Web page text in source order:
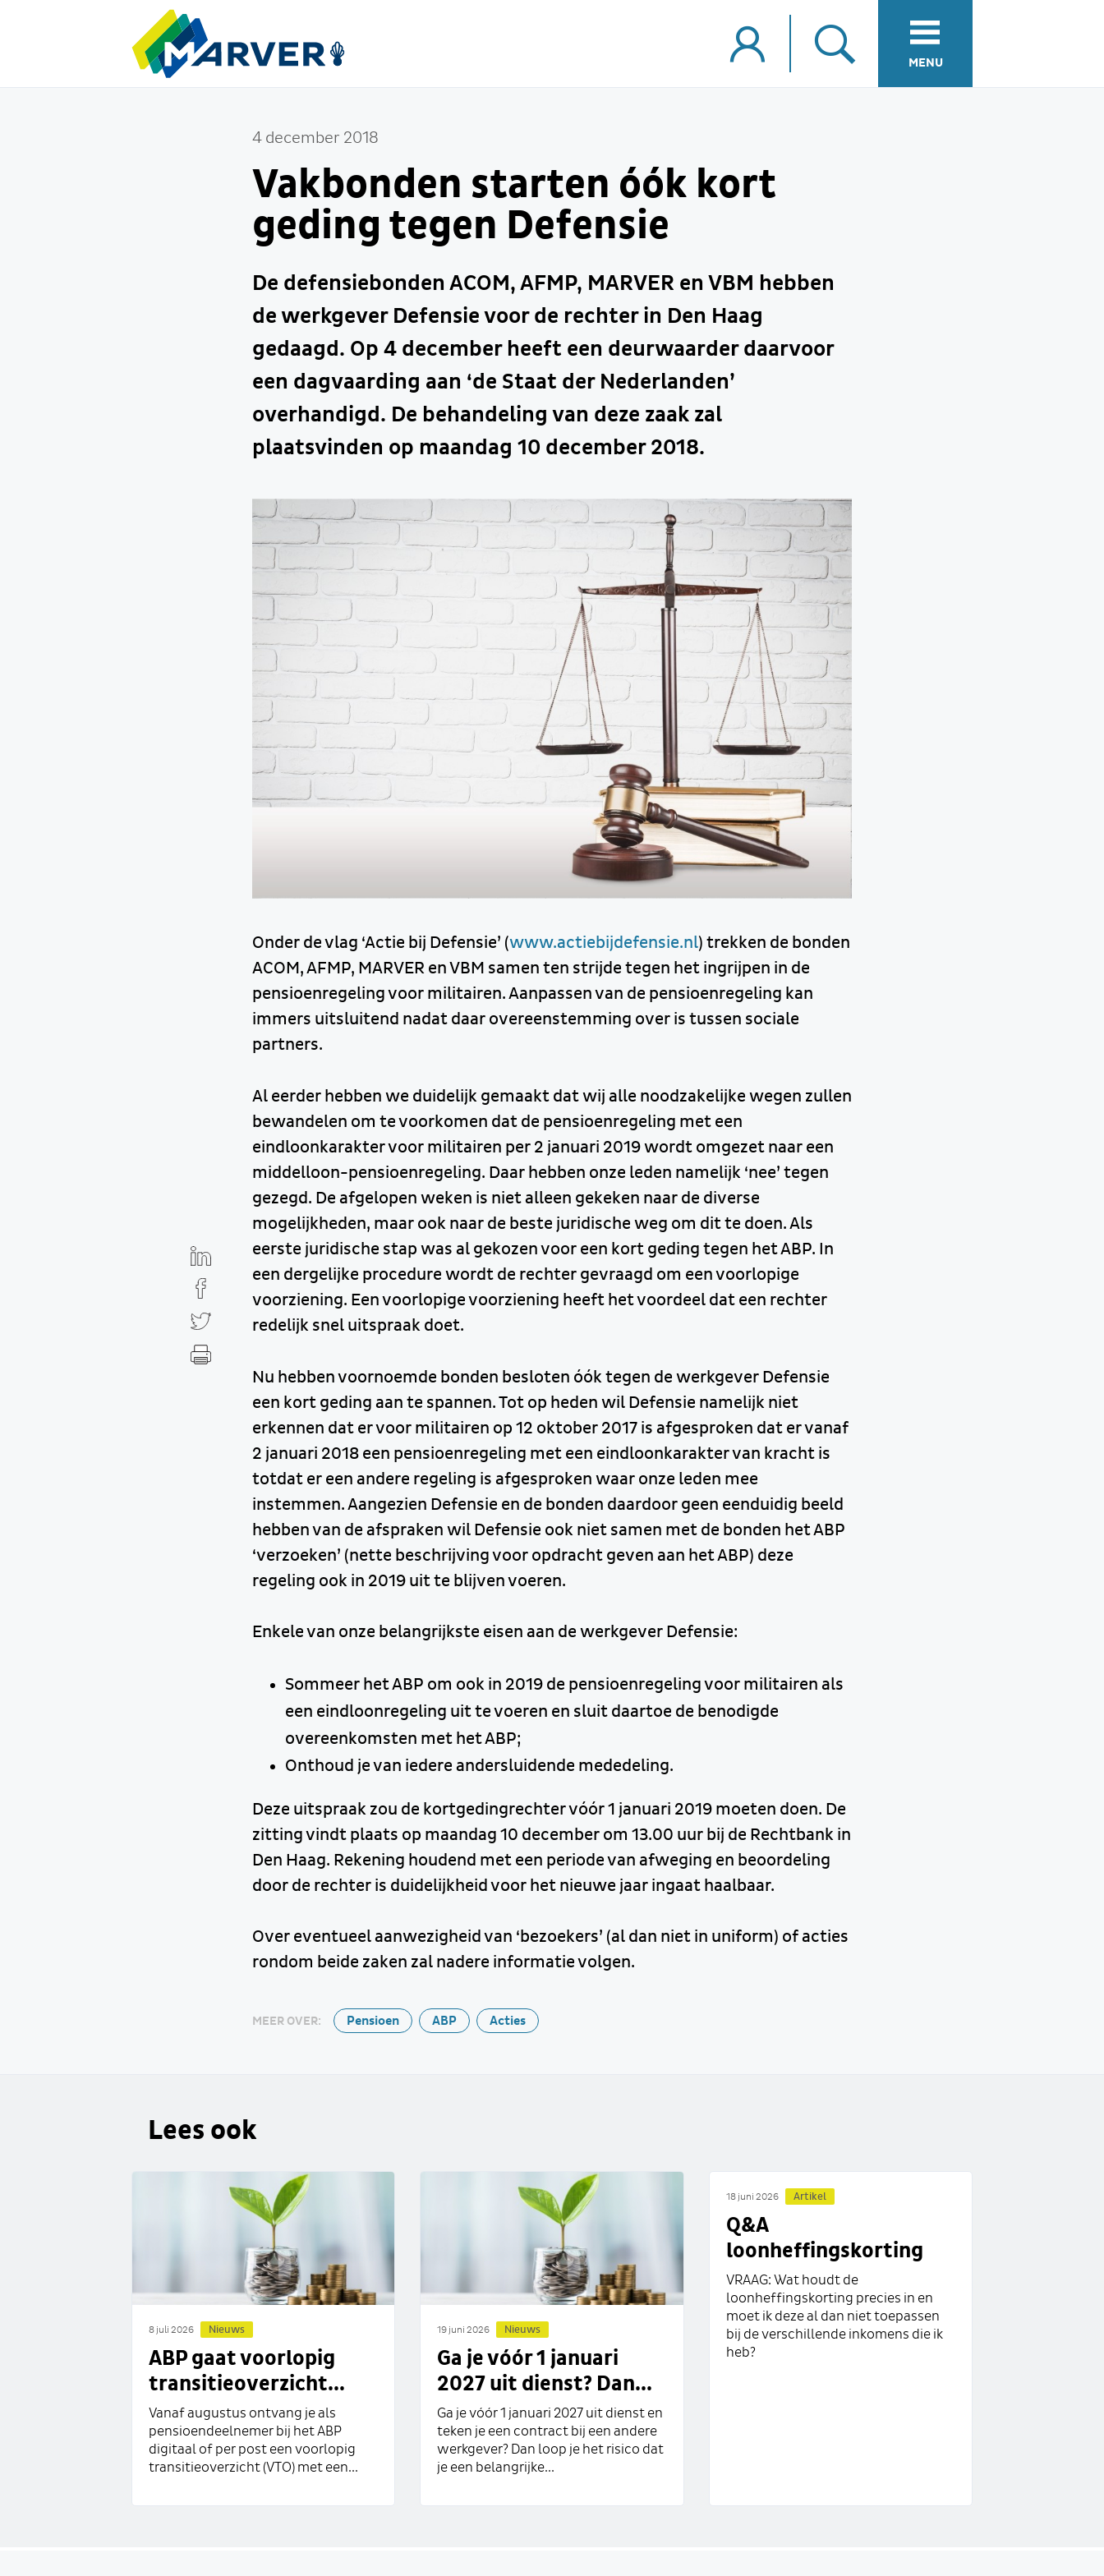
MENU
4 december 2018
Vakbonden starten óók kort
geding tegen Defensie
De defensiebonden ACOM, AFMP, MARVER en VBM hebben
de werkgever Defensie voor de rechter in Den Haag
gedaagd. Op 4 december heeft een deurwaarder daarvoor
een dagvaarding aan ‘de Staat der Nederlanden’
overhandigd. De behandeling van deze zaak zal
plaatsvinden op maandag 10 december 2018.
Onder de vlag ‘Actie bij Defensie’ (www.actiebijdefensie.nl) trekken de bonden
ACOM, AFMP, MARVER en VBM samen ten strijde tegen het ingrijpen in de
pensioenregeling voor militairen. Aanpassen van de pensioenregeling kan
immers uitsluitend nadat daar overeenstemming over is tussen sociale
partners.
Al eerder hebben we duidelijk gemaakt dat wij alle noodzakelijke wegen zullen
bewandelen om te voorkomen dat de pensioenregeling met een
eindloonkarakter voor militairen per 2 januari 2019 wordt omgezet naar een
middelloon-pensioenregeling. Daar hebben onze leden namelijk ‘nee’ tegen
gezegd. De afgelopen weken is niet alleen gekeken naar de diverse
mogelijkheden, maar ook naar de beste juridische weg om dit te doen. Als
eerste juridische stap was al gekozen voor een kort geding tegen het ABP. In
een dergelijke procedure wordt de rechter gevraagd om een voorlopige
voorziening. Een voorlopige voorziening heeft het voordeel dat een rechter
redelijk snel uitspraak doet.
Nu hebben voornoemde bonden besloten óók tegen de werkgever Defensie
een kort geding aan te spannen. Tot op heden wil Defensie namelijk niet
erkennen dat er voor militairen op 12 oktober 2017 is afgesproken dat er vanaf
2 januari 2018 een pensioenregeling met een eindloonkarakter van kracht is
totdat er een andere regeling is afgesproken waar onze leden mee
instemmen. Aangezien Defensie en de bonden daardoor geen eenduidig beeld
hebben van de afspraken wil Defensie ook niet samen met de bonden het ABP
‘verzoeken’ (nette beschrijving voor opdracht geven aan het ABP) deze
regeling ook in 2019 uit te blijven voeren.
Enkele van onze belangrijkste eisen aan de werkgever Defensie:
Sommeer het ABP om ook in 2019 de pensioenregeling voor militairen als
een eindloonregeling uit te voeren en sluit daartoe de benodigde
overeenkomsten met het ABP;
Onthoud je van iedere andersluidende mededeling.
Deze uitspraak zou de kortgedingrechter vóór 1 januari 2019 moeten doen. De
zitting vindt plaats op maandag 10 december om 13.00 uur bij de Rechtbank in
Den Haag. Rekening houdend met een periode van afweging en beoordeling
door de rechter is duidelijkheid voor het nieuwe jaar ingaat haalbaar.
Over eventueel aanwezigheid van ‘bezoekers’ (al dan niet in uniform) of acties
rondom beide zaken zal nadere informatie volgen.
MEER OVER: Pensioen ABP Acties
Lees ook
8 juli 2026 Nieuws
ABP gaat voorlopig
transitieoverzicht...
Vanaf augustus ontvang je als
pensioendeelnemer bij het ABP
digitaal of per post een voorlopig
transitieoverzicht (VTO) met een...
19 juni 2026 Nieuws
Ga je vóór 1 januari
2027 uit dienst? Dan...
Ga je vóór 1 januari 2027 uit dienst en
teken je een contract bij een andere
werkgever? Dan loop je het risico dat
je een belangrijke...
18 juni 2026 Artikel
Q&A
loonheffingskorting
VRAAG: Wat houdt de
loonheffingskorting precies in en
moet ik deze al dan niet toepassen
bij de verschillende inkomens die ik
heb?